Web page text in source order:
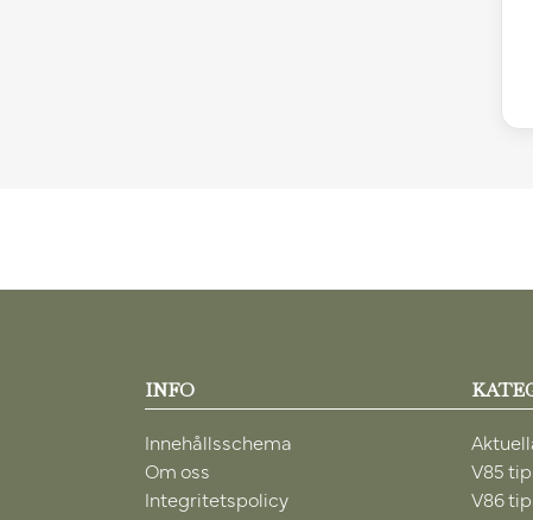
INFO
Innehållsschema
Om oss
Integritetspolicy
V85
V86